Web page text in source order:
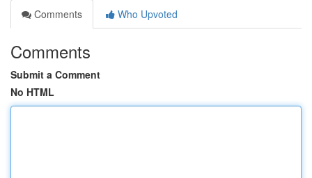
Comments
Who Upvoted
Comments
Submit a Comment
No HTML